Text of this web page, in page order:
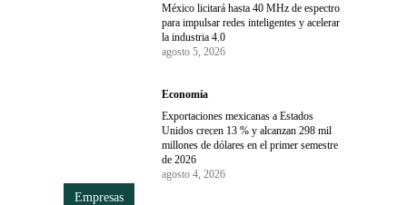
México licitará hasta 40 MHz de espectro
para impulsar redes inteligentes y acelerar
la industria 4.0
agosto 5, 2026
Economía
Exportaciones mexicanas a Estados
Unidos crecen 13 % y alcanzan 298 mil
millones de dólares en el primer semestre
de 2026
agosto 4, 2026
Empresas